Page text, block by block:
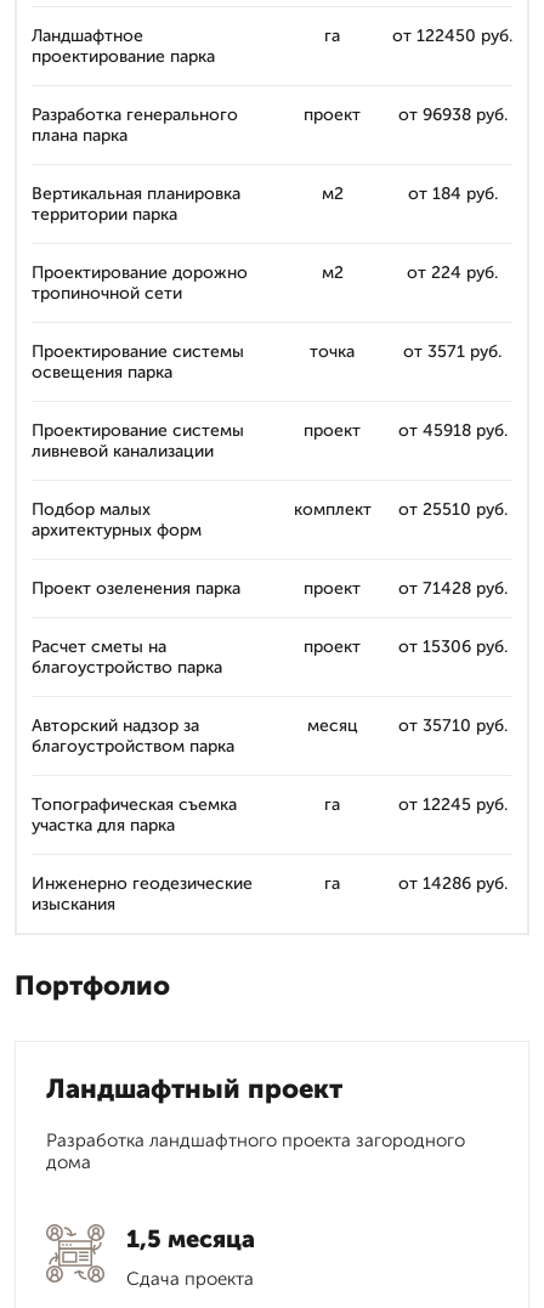
Ландшафтное
проектирование парка
га от 122450 руб.
Разработка генерального
плана парка
проект от 96938 руб.
Вертикальная планировка
территории парка
м2 от 184 руб.
Проектирование дорожно
тропиночной сети
м2 от 224 руб.
Проектирование системы
освещения парка
точка от 3571 руб.
Проектирование системы
ливневой канализации
проект от 45918 руб.
Подбор малых
архитектурных форм
комплект от 25510 руб.
Проект озеленения парка проект от 71428 руб.
Расчет сметы на
благоустройство парка
проект от 15306 руб.
Авторский надзор за
благоустройством парка
месяц от 35710 руб.
Топографическая съемка
участка для парка
га от 12245 руб.
Инженерно геодезические
изыскания
га от 14286 руб.
Портфолио
Ландшафтный проект
Разработка ландшафтного проекта загородного
дома
1,5 месяца
Сдача проекта